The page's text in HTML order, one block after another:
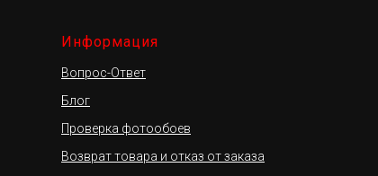
Информация
Вопрос-Ответ
Блог
Проверка фотообоев
Возврат товара и отказ от заказа